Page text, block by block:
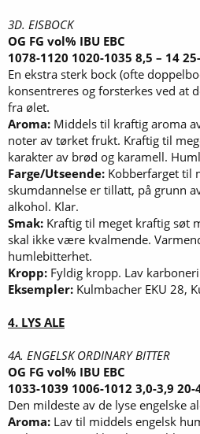
3D. EISBOCK
OG FG vol% IBU EBC
1078-1120 1020-1035 8,5 – 14
En ekstra sterk bock (ofte
konsentreres og forsterkes ved at
fra ølet.
Aroma: Middels til kraftig aroma
noter av tørket frukt. Kraftig til
karakter av brød og karamell.
Farge/Utseende: Kobberfarget til
skumdannelse er tillatt, på grunn
alkohol. Klar.
Smak: Kraftig til meget kraftig søt
skal ikke være kvalmende.
humlebitterhet.
Kropp: Fyldig kropp. Lav
Eksempler: Kulmbacher EKU 28,
4. LYS ALE
4A. ENGELSK ORDINARY BITTER
OG FG vol% IBU EBC
1033-1039 1006-1012 3,0-3,9 20-
Den mildeste av de lyse engelske
Aroma: Lav til middels engelsk